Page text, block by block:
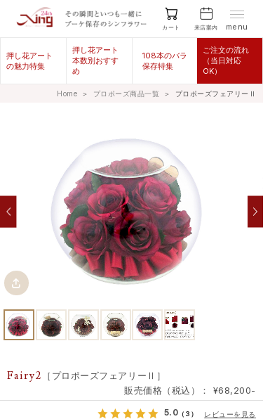
カート 来店案内 menu
押し花アート
の魅力特集
押し花アート
本数別おすす
め
108本のバラ
保存特集
ご注文の流れ
（当日対応
OK）
Home ＞ プロポーズ商品一覧 ＞ プロポーズフェアリーⅡ
Fairy2
［プロポーズフェアリーⅡ］
販売価格（税込）： ¥68,200-
5.0 （3） レビューを見る